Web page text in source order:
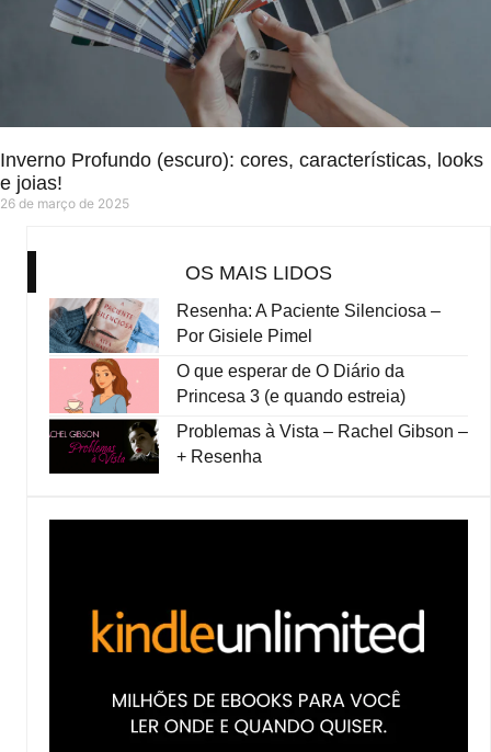
Inverno Profundo (escuro): cores, características, looks
e joias!
26 de março de 2025
OS MAIS LIDOS
Resenha: A Paciente Silenciosa –
Por Gisiele Pimel
O que esperar de O Diário da
Princesa 3 (e quando estreia)
Problemas à Vista – Rachel Gibson –
+ Resenha